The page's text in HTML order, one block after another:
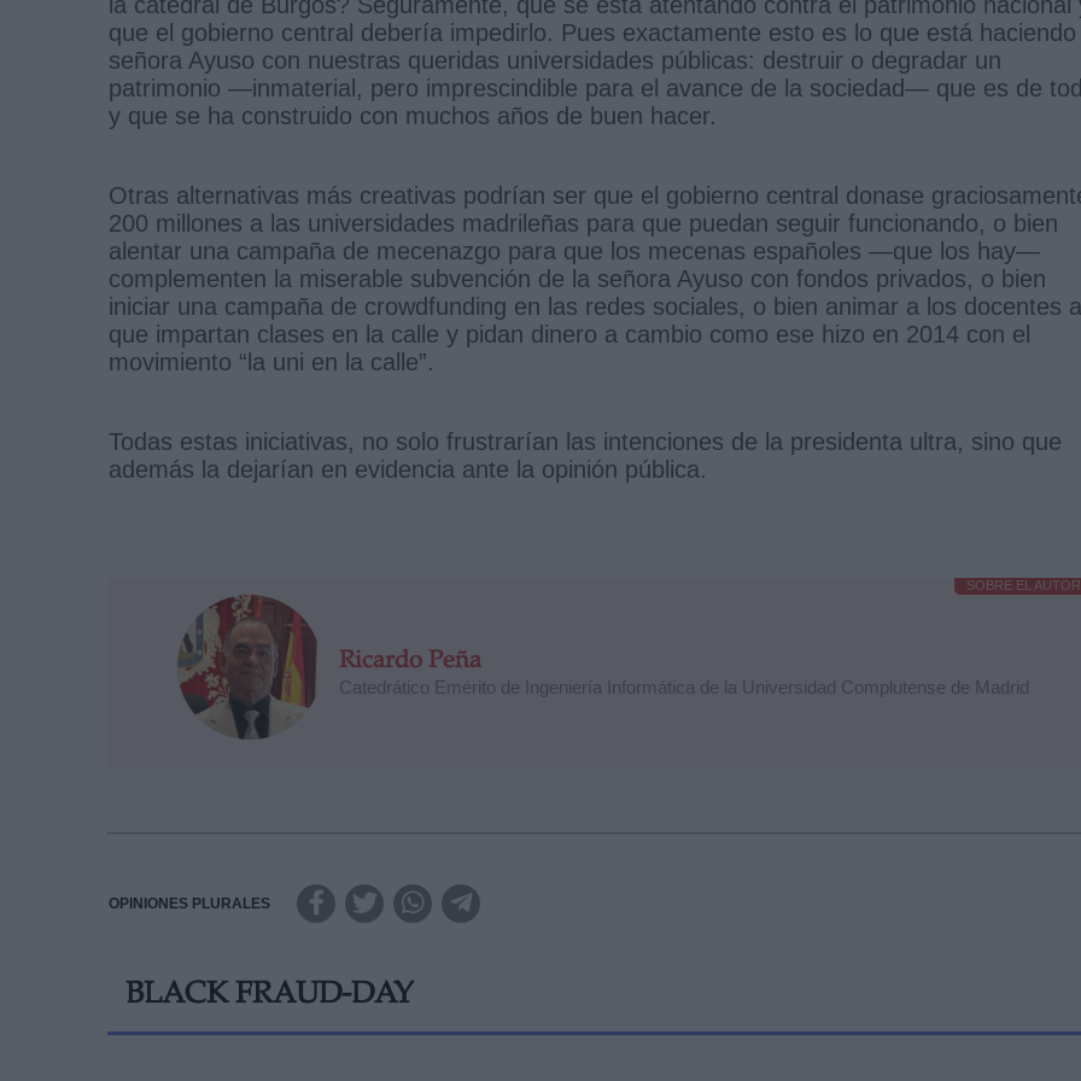
que el gobierno central debería impedirlo. Pues exactamente esto es lo que está haciendo
señora Ayuso con nuestras queridas universidades públicas: destruir o degradar un
patrimonio —inmaterial, pero imprescindible para el avance de la sociedad— que es de
y que se ha construido con muchos años de buen hacer.
Otras alternativas más creativas podrían ser que el gobierno central donase
200 millones a las universidades madrileñas para que puedan seguir funcionando, o bien
alentar una campaña de mecenazgo para que los mecenas españoles —que los hay—
complementen la miserable subvención de la señora Ayuso con fondos privados, o bien
iniciar una campaña de crowdfunding en las redes sociales, o bien animar a los docentes a
que impartan clases en la calle y pidan dinero a cambio como ese hizo en 2014 con el
movimiento “la uni en la calle”.
Todas estas iniciativas, no solo frustrarían las intenciones de la presidenta ultra, sino que
además la dejarían en evidencia ante la opinión pública.
SOBRE EL AUTOR
Ricardo Peña
Catedrático Emérito de Ingeniería Informática de la Universidad Complutense de Madrid
OPINIONES PLURALES
BLACK FRAUD-DAY